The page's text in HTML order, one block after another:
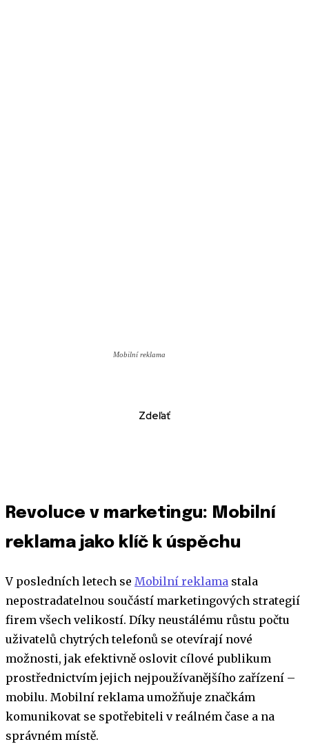
Mobilní reklama
Zdeľať
Revoluce v marketingu: Mobilní
reklama jako klíč k úspěchu
V posledních letech se Mobilní reklama stala
nepostradatelnou součástí marketingových strategií
firem všech velikostí. Díky neustálému růstu počtu
uživatelů chytrých telefonů se otevírají nové
možnosti, jak efektivně oslovit cílové publikum
prostřednictvím jejich nejpoužívanějšího zařízení –
mobilu. Mobilní reklama umožňuje značkám
komunikovat se spotřebiteli v reálném čase a na
správném místě.